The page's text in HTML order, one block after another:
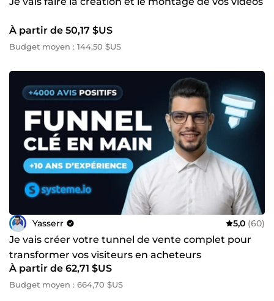
À partir de 50,17 $US
Budget moyen : 144,50 $US
Yasserr 5,0 (60)
Je vais créer votre tunnel de vente complet pour
transformer vos visiteurs en acheteurs
À partir de 62,71 $US
Budget moyen : 664,70 $US